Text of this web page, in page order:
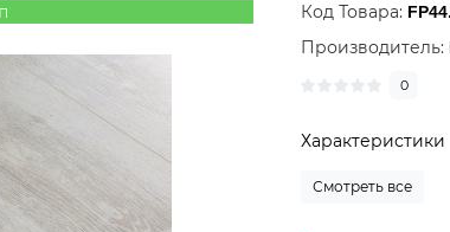
Код Товара:
Производитель:
0
Характеристики
Смотреть все